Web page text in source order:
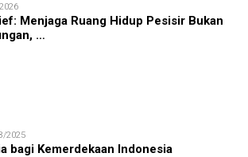
Menjaga Ruang Hidup Pesisir Bukan
…
2025
bagi Kemerdekaan Indonesia